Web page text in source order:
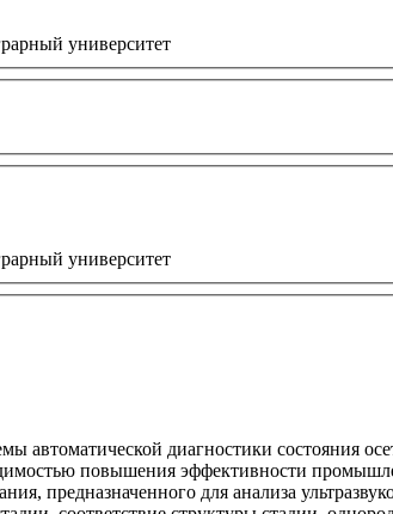
университет
университет
автоматической диагностики состояния
повышения эффективности
предназначенного для анализа